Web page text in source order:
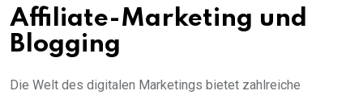
Affiliate-Marketing und
Blogging
Die Welt des digitalen Marketings bietet zahlreiche